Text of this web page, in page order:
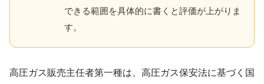
できる範囲を具体的に書くと評価が上がりま
す。
高圧ガス販売主任者第一種は、高圧ガス保安法に基づく国